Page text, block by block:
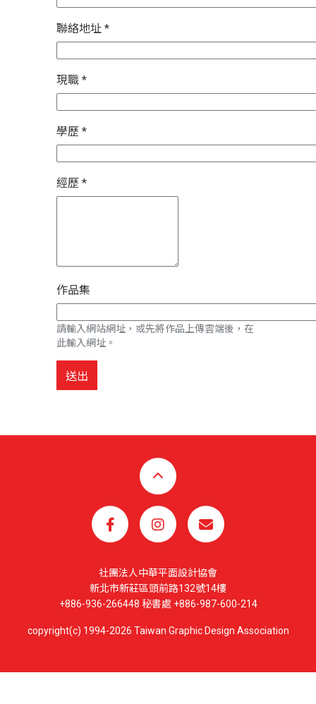
聯絡地址 *
現職 *
學歷 *
經歷 *
作品集
請輸入網站網址，或先將作品上傳雲端後，在
此輸入網址。
社團法人中華平面設計協會
新北市新莊區頭前路132號14樓
+886-936-266448 秘書處 +886-987-600-214
copyright(c) 1994-2026 Taiwan Graphic Design Association